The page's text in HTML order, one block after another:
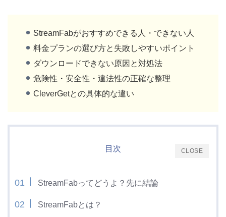
StreamFabがおすすめできる人・できない人
料金プランの選び方と失敗しやすいポイント
ダウンロードできない原因と対処法
危険性・安全性・違法性の正確な整理
CleverGetとの具体的な違い
目次 CLOSE
StreamFabってどうよ？先に結論
StreamFabとは？